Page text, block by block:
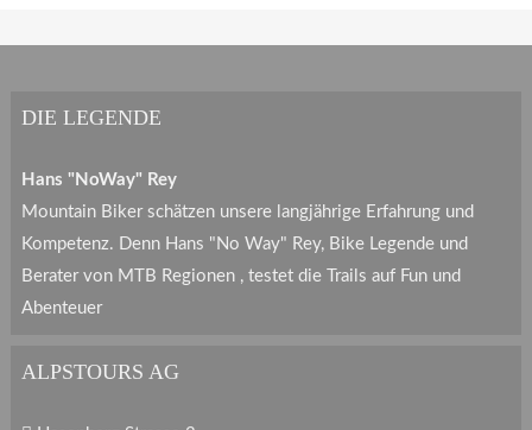
DIE LEGENDE
Hans "NoWay" Rey
Mountain Biker schätzen unsere langjährige Erfahrung und
Kompetenz. Denn Hans "No Way" Rey, Bike Legende und
Berater von MTB Regionen , testet die Trails auf Fun und
Abenteuer
ALPSTOURS AG